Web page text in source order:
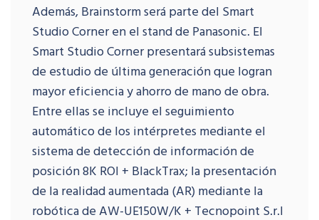
Además, Brainstorm será parte del Smart
Studio Corner en el stand de Panasonic. El
Smart Studio Corner presentará subsistemas
de estudio de última generación que logran
mayor eficiencia y ahorro de mano de obra.
Entre ellas se incluye el seguimiento
automático de los intérpretes mediante el
sistema de detección de información de
posición 8K ROI + BlackTrax; la presentación
de la realidad aumentada (AR) mediante la
robótica de AW-UE150W/K + Tecnopoint S.r.l